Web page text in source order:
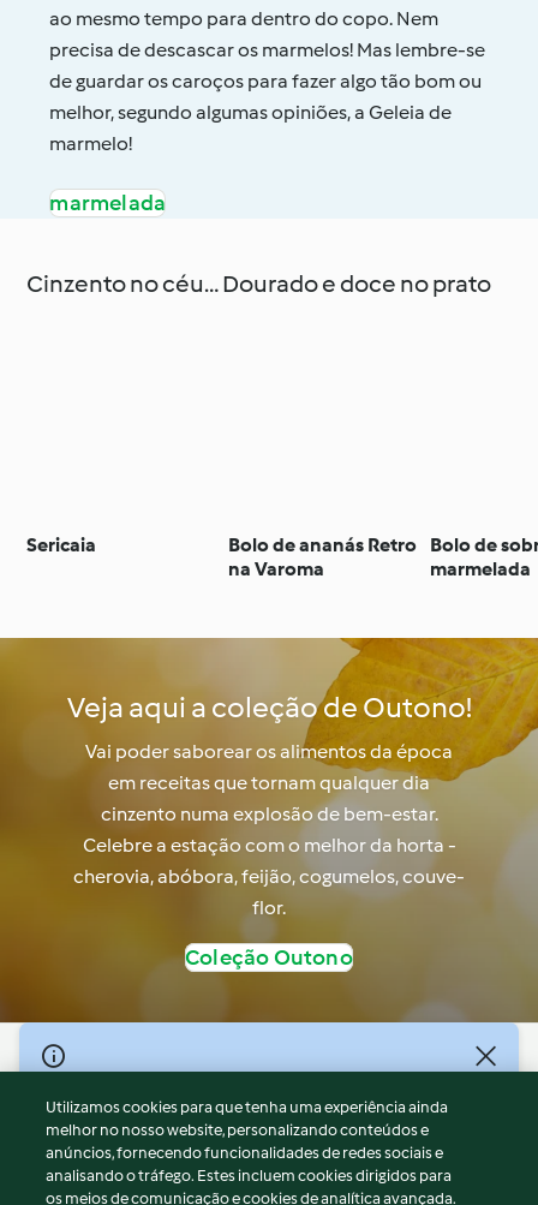
ao mesmo tempo para dentro do copo. Nem
precisa de descascar os marmelos! Mas lembre-se
de guardar os caroços para fazer algo tão bom ou
melhor, segundo algumas opiniões, a Geleia de
marmelo!
marmelada
Cinzento no céu… Dourado e doce no prato
Sericaia
Bolo de ananás Retro
na Varoma
Bolo de
marmelada
Veja aqui a coleção de Outono!
Vai poder saborear os alimentos da época
em receitas que tornam qualquer dia
cinzento numa explosão de bem-estar.
Celebre a estação com o melhor da horta -
cherovia, abóbora, feijão, cogumelos, couve-
flor.
Coleção Outono
© Copyright 2026
Termos de Utilização
Aviso sobre Proteção de Dados
Aviso
Utilizamos cookies para que tenha uma experiência ainda
melhor no nosso website, personalizando conteúdos e
anúncios, fornecendo funcionalidades de redes sociais e
analisando o tráfego. Estes incluem cookies dirigidos para
os meios de comunicação e cookies de analítica avançada.